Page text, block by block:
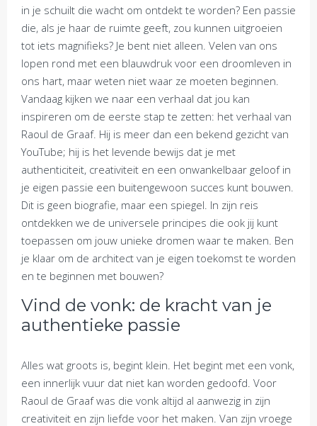
in je schuilt die wacht om ontdekt te worden? Een passie
die, als je haar de ruimte geeft, zou kunnen uitgroeien
tot iets magnifieks? Je bent niet alleen. Velen van ons
lopen rond met een blauwdruk voor een droomleven in
ons hart, maar weten niet waar ze moeten beginnen.
Vandaag kijken we naar een verhaal dat jou kan
inspireren om de eerste stap te zetten: het verhaal van
Raoul de Graaf. Hij is meer dan een bekend gezicht van
YouTube; hij is het levende bewijs dat je met
authenticiteit, creativiteit en een onwankelbaar geloof in
je eigen passie een buitengewoon succes kunt bouwen.
Dit is geen biografie, maar een spiegel. In zijn reis
ontdekken we de universele principes die ook jij kunt
toepassen om jouw unieke dromen waar te maken. Ben
je klaar om de architect van je eigen toekomst te worden
en te beginnen met bouwen?
Vind de vonk: de kracht van je
authentieke passie
Alles wat groots is, begint klein. Het begint met een vonk,
een innerlijk vuur dat niet kan worden gedoofd. Voor
Raoul de Graaf was die vonk altijd al aanwezig in zijn
creativiteit en zijn liefde voor het maken. Van zijn vroege